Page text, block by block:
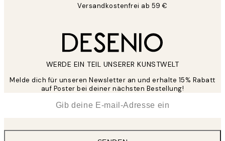
Versandkostenfrei ab 59 €
WERDE EIN TEIL UNSERER KUNSTWELT
Melde dich für unseren Newsletter an und erhalte 15% Rabatt
auf Poster bei deiner nächsten Bestellung!